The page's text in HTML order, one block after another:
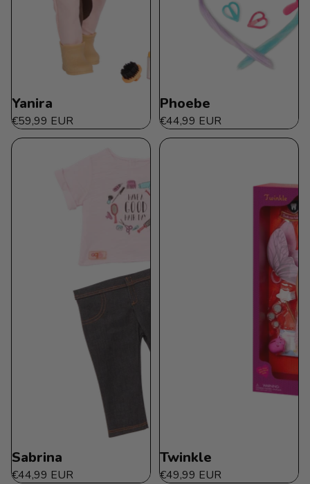
Yanira
€59,99 EUR
Phoebe
€44,99 EUR
Sabrina
€44,99 EUR
Twinkle
€49,99 EUR